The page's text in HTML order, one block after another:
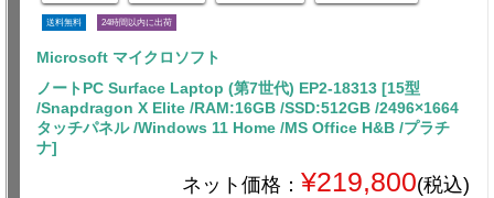
送料無料 24時間以内に出荷
Microsoft マイクロソフト
ノートPC Surface Laptop (第7世代) EP2-18313 [15型
/Snapdragon X Elite /RAM:16GB /SSD:512GB /2496×1664
タッチパネル /Windows 11 Home /MS Office H&B /プラチ
ナ]
ネット価格： ¥219,800(税込)